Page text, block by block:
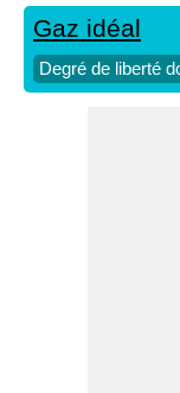
Gaz idéal
Degré de liberté